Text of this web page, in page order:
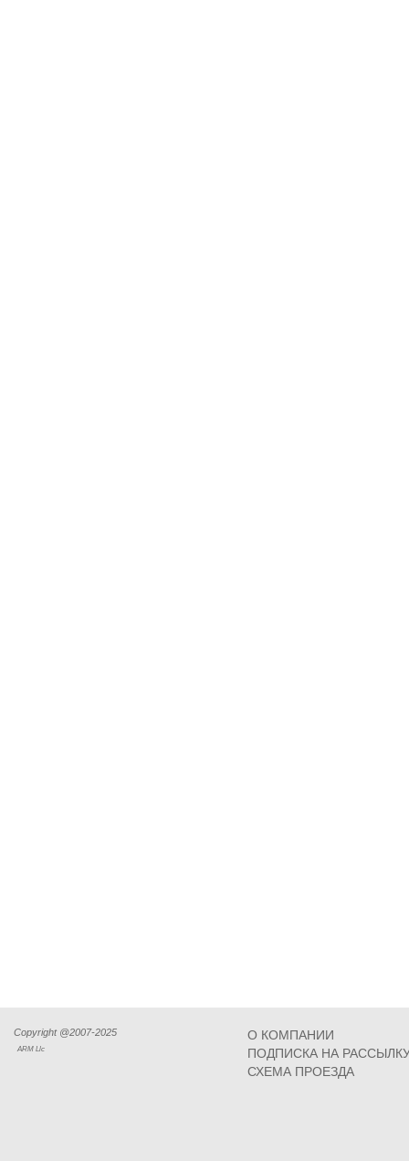
Copyright @2007-2025
ARM Llc
О КОМПАНИИ
ПОДПИСКА НА
СХЕМА ПРОЕЗДА